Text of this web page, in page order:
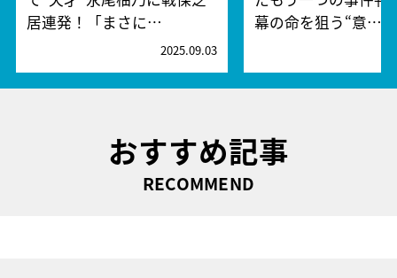
居連発！「まさに…
2025.09.03
幕の命を狙う“意…
おすすめ記事
RECOMMEND